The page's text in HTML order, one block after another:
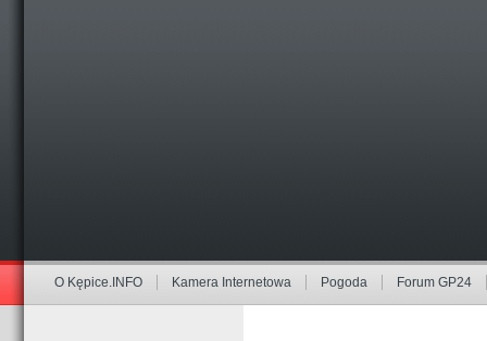
O Kępice.INFO Kamera Internetowa Pogoda Forum GP24